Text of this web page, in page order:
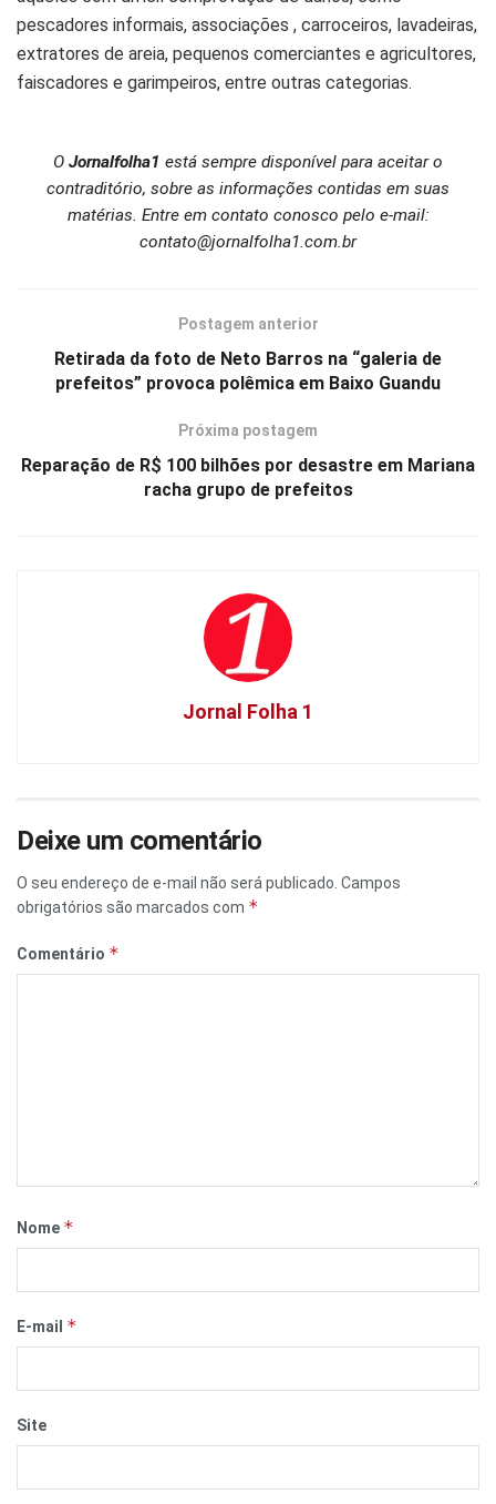
pescadores informais, associações , carroceiros, lavadeiras,
extratores de areia, pequenos comerciantes e agricultores,
faiscadores e garimpeiros, entre outras categorias.
O Jornalfolha1 está sempre disponível para aceitar o
contraditório, sobre as informações contidas em suas
matérias. Entre em contato conosco pelo e-mail:
contato@jornalfolha1.com.br
Postagem anterior
Retirada da foto de Neto Barros na “galeria de
prefeitos” provoca polêmica em Baixo Guandu
Próxima postagem
Reparação de R$ 100 bilhões por desastre em Mariana
racha grupo de prefeitos
Jornal Folha 1
Deixe um comentário
O seu endereço de e-mail não será publicado. Campos
obrigatórios são marcados com *
Comentário *
Nome *
E-mail *
Site